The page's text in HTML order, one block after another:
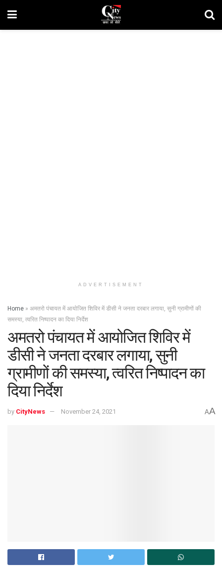
ADVERTISEMENT
Home » अमतरो पंचायत में आयोजित शिविर में डीसी ने जनता दरबार लगाया, सुनी ग्रामीणों की
समस्या, त्वरित निष्पादन का दिया निर्देश
अमतरो पंचायत में आयोजित शिविर में
डीसी ने जनता दरबार लगाया, सुनी
ग्रामीणों की समस्या, त्वरित निष्पादन का
दिया निर्देश
by CityNews November 24, 2021 AA